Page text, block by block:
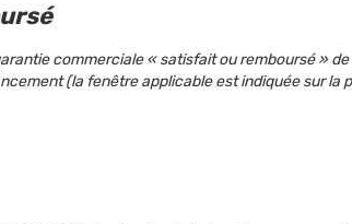
commerciale « satisfait ou remboursé »
(la fenêtre applicable est indiquée sur la